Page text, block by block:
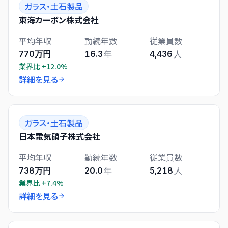
ガラス・土石製品
東海カーボン株式会社
平均年収
770万円
業界比 +12.0%
勤続年数
16.3年
従業員数
4,436 人
詳細を見る
ガラス・土石製品
日本電気硝子株式会社
平均年収
738万円
業界比 +7.4%
勤続年数
20.0年
従業員数
5,218 人
詳細を見る